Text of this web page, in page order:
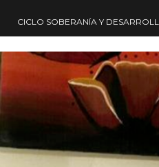
CICLO SOBERANÍA Y